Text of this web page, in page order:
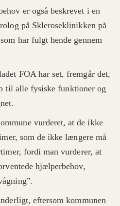
er også beskrevet i en
på Skleroseklinikken på
har fulgt hende gennem
FOA har set, fremgår det,
til alle fysiske funktioner og
vurderet, at de ikke
som de ikke længere må
fordi man vurderer, at
hjælperbehov,
eftersom kommunen